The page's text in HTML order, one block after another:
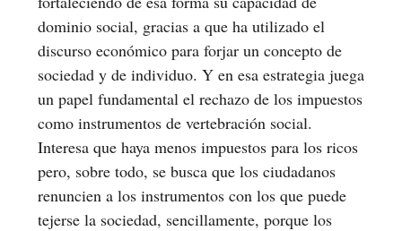
dominio social, gracias a que ha utilizado el
discurso económico para forjar un concepto de
sociedad y de individuo. Y en esa estrategia juega
un papel fundamental el rechazo de los impuestos
como instrumentos de vertebración social.
Interesa que haya menos impuestos para los ricos
pero, sobre todo, se busca que los ciudadanos
renuncien a los instrumentos con los que puede
tejerse la sociedad, sencillamente, porque los